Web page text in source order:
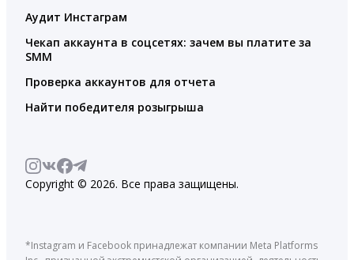
Аудит Инстаграм
Чекап аккаунта в соцсетях: зачем вы платите за
SMM
Проверка аккаунтов для отчета
Найти победителя розыгрыша
Copyright © 2026. Все права защищены.
*Instagram и Facebook принадлежат компании Meta Platforms